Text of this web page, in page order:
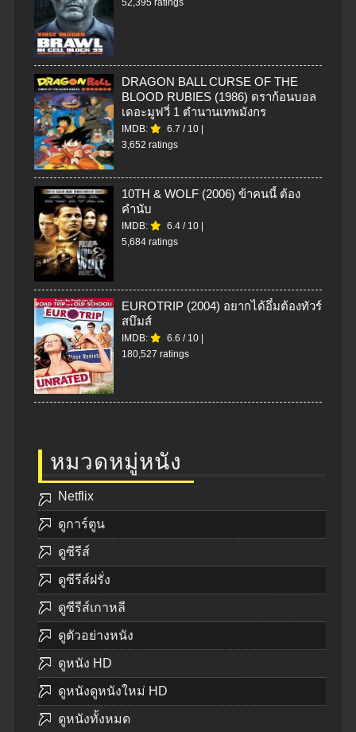
52,395 ratings
DRAGON BALL CURSE OF THE
BLOOD RUBIES (1986) ดราก้อนบอล
เดอะมูฟวี่ 1 ตำนานเทพมังกร
IMDB: 6.7 / 10
3,652 ratings
10TH & WOLF (2006) ข้าคนนี้ ต้อง
คำนับ
IMDB: 6.4 / 10
5,684 ratings
EUROTRIP (2004) อยากได้อึ๋มต้องทัวร์
สบึมส์
IMDB: 6.6 / 10
180,527 ratings
หมวดหมู่หนัง
Netflix
ดูการ์ตูน
ดูซีรีส์
ดูซีรีส์ฝรั่ง
ดูซีรีส์เกาหลี
ดูตัวอย่างหนัง
ดูหนัง HD
ดูหนังดูหนังใหม่ HD
ดูหนังทั้งหมด